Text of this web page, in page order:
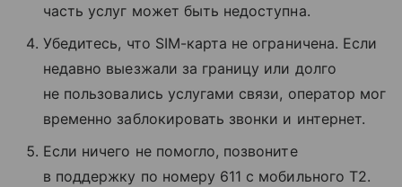
часть услуг может быть недоступна.
Убедитесь, что SIM-карта не ограничена. Если
недавно выезжали за границу или долго
не пользовались услугами связи, оператор мог
временно заблокировать звонки и интернет.
Если ничего не помогло, позвоните
в поддержку по номеру 611 с мобильного T2.